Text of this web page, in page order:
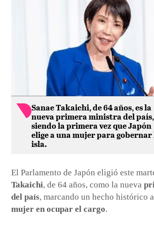
Sanae Takaichi, de 64 años, es la
nueva primera ministra del país,
siendo la primera vez que Japón
elige a una mujer para gobernar
isla.
El Parlamento de Japón eligió este
Takaichi, de 64 años, como la nueva
del país, marcando un hecho histórico
mujer en ocupar el cargo.